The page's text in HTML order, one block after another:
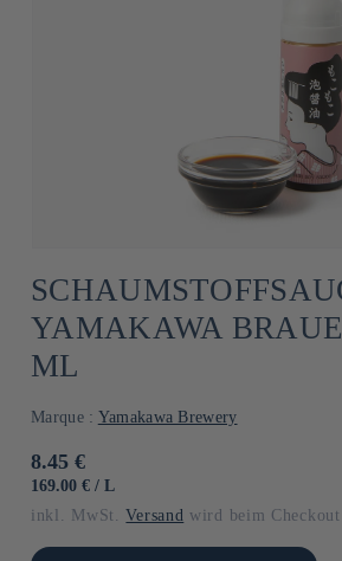
YAMAKAWA
ML
Marque : Yamakawa Brewery
Normaler
Preis
8.45 €
GRUNDPREIS
169.00 € / PRO
L
inkl. MwSt.Versand wird beim Checkout